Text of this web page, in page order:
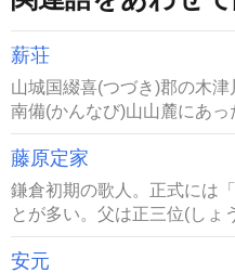
薪荘
山城国綴喜(つづき)郡の木
南備(かんなび)山山麓にあっ
藤原定家
鎌倉初期の歌人。正式には
とが多い。父は正三位(しょ
安元